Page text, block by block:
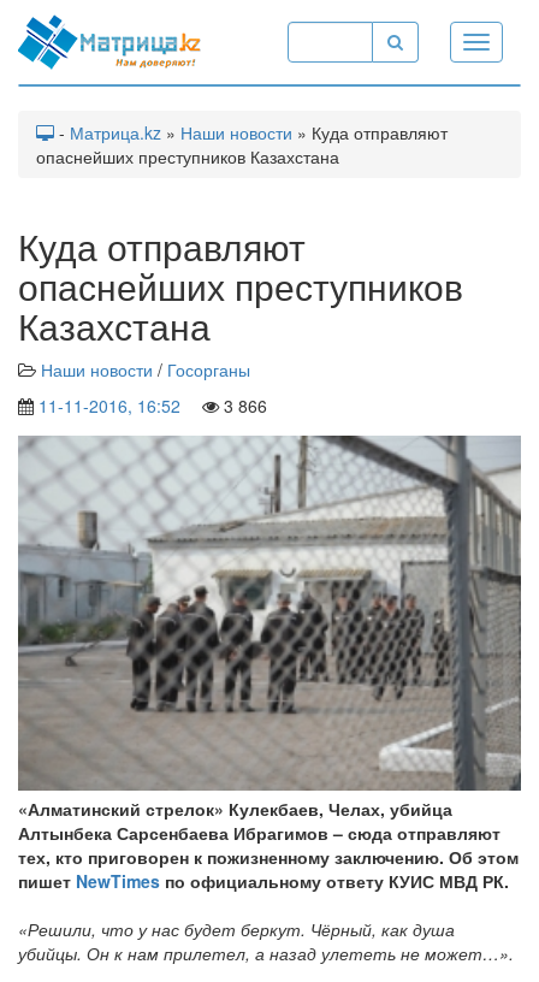
Toggle
- Матрица.kz » Наши новости » Куда отправляют
опаснейших преступников Казахстана
Куда отправляют
опаснейших преступников
Казахстана
Наши новости / Госорганы
11-11-2016, 16:52
3 866
«Алматинский стрелок» Кулекбаев, Челах, убийца
Алтынбека Сарсенбаева Ибрагимов – сюда отправляют
тех, кто приговорен к пожизненному заключению. Об этом
пишет NewTimes по официальному ответу КУИС МВД РК.
«Решили, что у нас будет беркут. Чёрный, как душа
убийцы. Он к нам прилетел, а назад улететь не может…».